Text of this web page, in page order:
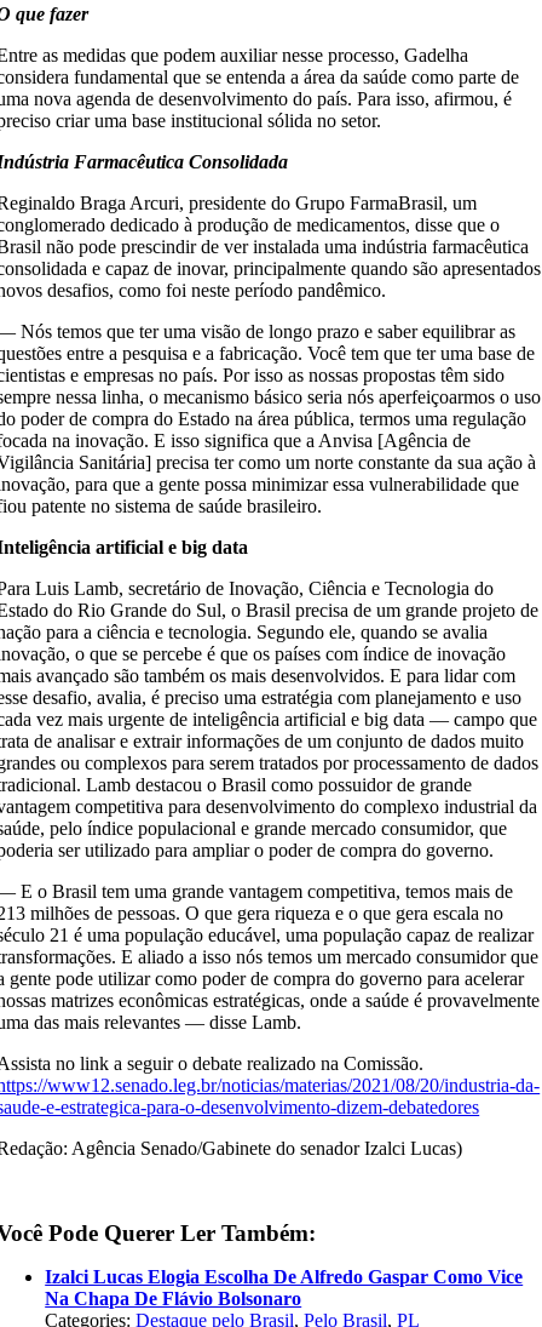
que fazer
as medidas que podem auxiliar nesse processo, Gadelha
fundamental que se entenda a área da saúde como parte de
nova agenda de desenvolvimento do país. Para isso, afirmou, é
criar uma base institucional sólida no setor.
Farmacêutica Consolidada
Braga Arcuri, presidente do Grupo FarmaBrasil, um
dedicado à produção de medicamentos, disse que o
não pode prescindir de ver instalada uma indústria farmacêutica
e capaz de inovar, principalmente quando são apresentados
desafios, como foi neste período pandêmico.
Nós temos que ter uma visão de longo prazo e saber equilibrar as
entre a pesquisa e a fabricação. Você tem que ter uma base de
e empresas no país. Por isso as nossas propostas têm sido
nessa linha, o mecanismo básico seria nós aperfeiçoarmos o uso
poder de compra do Estado na área pública, termos uma regulação
na inovação. E isso significa que a Anvisa [Agência de
Sanitária] precisa ter como um norte constante da sua ação à
para que a gente possa minimizar essa vulnerabilidade que
patente no sistema de saúde brasileiro.
artificial e big data
Luis Lamb, secretário de Inovação, Ciência e Tecnologia do
do Rio Grande do Sul, o Brasil precisa de um grande projeto de
para a ciência e tecnologia. Segundo ele, quando se avalia
o que se percebe é que os países com índice de inovação
avançado são também os mais desenvolvidos. E para lidar com
desafio, avalia, é preciso uma estratégia com planejamento e uso
vez mais urgente de inteligência artificial e big data — campo que
de analisar e extrair informações de um conjunto de dados muito
ou complexos para serem tratados por processamento de dados
Lamb destacou o Brasil como possuidor de grande
competitiva para desenvolvimento do complexo industrial da
pelo índice populacional e grande mercado consumidor, que
ser utilizado para ampliar o poder de compra do governo.
E o Brasil tem uma grande vantagem competitiva, temos mais de
milhões de pessoas. O que gera riqueza e o que gera escala no
21 é uma população educável, uma população capaz de realizar
E aliado a isso nós temos um mercado consumidor que
gente pode utilizar como poder de compra do governo para acelerar
matrizes econômicas estratégicas, onde a saúde é provavelmente
das mais relevantes — disse Lamb.
no link a seguir o debate realizado na Comissão.
www12.senado.leg.br/noticias/materias/2021/08/20/industria-da-
e-estrategica-para-o-desenvolvimento-dizem-debatedores
Agência Senado/Gabinete do senador Izalci Lucas)
Pode Querer Ler Também:
Izalci Lucas Elogia Escolha De Alfredo Gaspar Como Vice
Na Chapa De Flávio Bolsonaro
Categories:Destaque pelo Brasil,Pelo Brasil,PL